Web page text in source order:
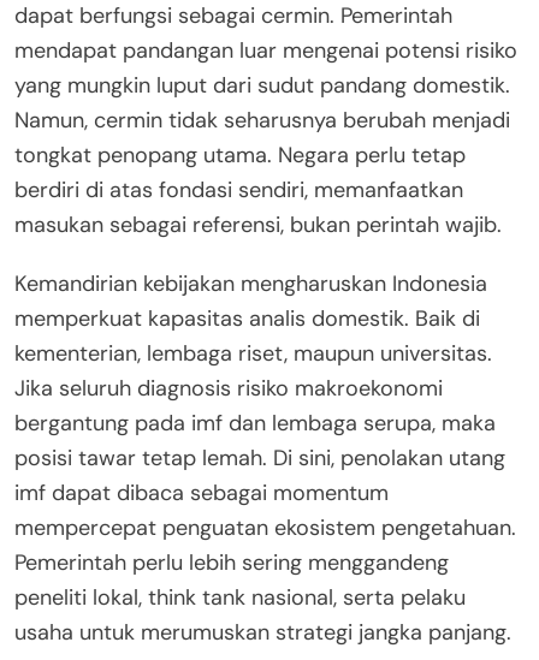
dapat berfungsi sebagai cermin. Pemerintah
mendapat pandangan luar mengenai potensi risiko
yang mungkin luput dari sudut pandang domestik.
Namun, cermin tidak seharusnya berubah menjadi
tongkat penopang utama. Negara perlu tetap
berdiri di atas fondasi sendiri, memanfaatkan
masukan sebagai referensi, bukan perintah wajib.
Kemandirian kebijakan mengharuskan Indonesia
memperkuat kapasitas analis domestik. Baik di
kementerian, lembaga riset, maupun universitas.
Jika seluruh diagnosis risiko makroekonomi
bergantung pada imf dan lembaga serupa, maka
posisi tawar tetap lemah. Di sini, penolakan utang
imf dapat dibaca sebagai momentum
mempercepat penguatan ekosistem pengetahuan.
Pemerintah perlu lebih sering menggandeng
peneliti lokal, think tank nasional, serta pelaku
usaha untuk merumuskan strategi jangka panjang.